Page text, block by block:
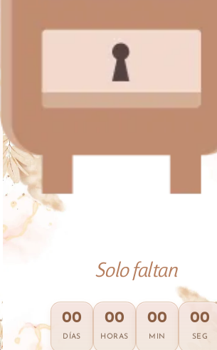
Solo faltan
00
DÍAS
00
HORAS
00
MIN
00
SEG